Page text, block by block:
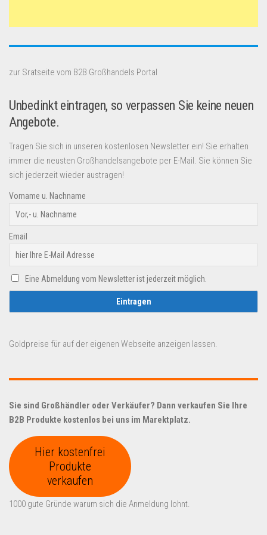
zur Sratseite vom B2B Großhandels Portal
Unbedinkt eintragen, so verpassen Sie keine neuen
Angebote.
Tragen Sie sich in unseren kostenlosen Newsletter ein! Sie erhalten
immer die neusten Großhandelsangebote per E-Mail. Sie können Sie
sich jederzeit wieder austragen!
Vorname u. Nachname
Email
Eine Abmeldung vom Newsletter ist jederzeit möglich.
Goldpreise für auf der eigenen Webseite anzeigen lassen.
Sie sind Großhändler oder Verkäufer? Dann verkaufen Sie Ihre
B2B Produkte kostenlos bei uns im Marektplatz.
Hier kostenfrei
Produkte
verkaufen
1000 gute Gründe warum sich die Anmeldung lohnt.